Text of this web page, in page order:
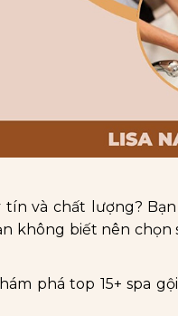
tín và chất lượng?
không biết nên chọn
phá top 15+ spa